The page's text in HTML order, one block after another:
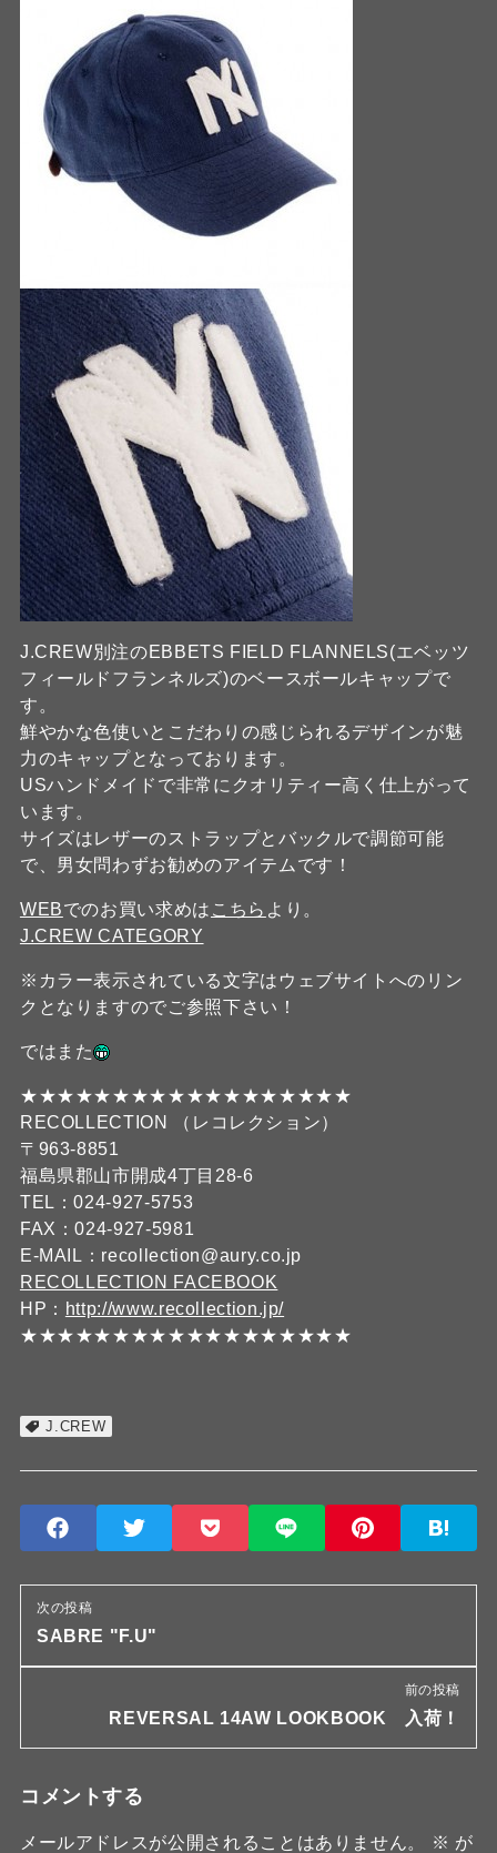
J.CREW別注のEBBETS FIELD FLANNELS(エベッツ
フィールドフランネルズ)のベースボールキャップで
す。
鮮やかな色使いとこだわりの感じられるデザインが魅
力のキャップとなっております。
USハンドメイドで非常にクオリティー高く仕上がって
います。
サイズはレザーのストラップとバックルで調節可能
で、男女問わずお勧めのアイテムです！
WEBでのお買い求めは こちら より。
J.CREW CATEGORY
※カラー表示されている文字はウェブサイトへのリン
クとなりますのでご参照下さい！
ではまた
★★★★★★★★★★★★★★★★★★
RECOLLECTION （レコレクション）
〒963-8851
福島県郡山市開成4丁目28-6
TEL：024-927-5753
FAX：024-927-5981
E-MAIL：recollection@aury.co.jp
RECOLLECTION FACEBOOK
HP： http://www.recollection.jp/
★★★★★★★★★★★★★★★★★★
J.CREW
次の投稿
SABRE "F.U"
前の投稿
REVERSAL 14AW LOOKBOOK 入荷！
コメントする
メールアドレスが公開されることはありません。 ※ が